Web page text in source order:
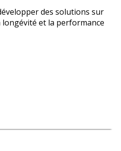
des solutions sur
et la performance